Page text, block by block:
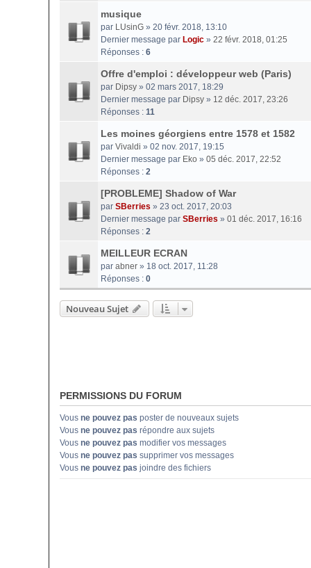
musique
par LUsinG » 20 févr. 2018, 13:10
Dernier message par Logic » 22 févr. 2018, 01:25
Réponses : 6
Offre d'emploi : développeur web (Paris)
par Dipsy » 02 mars 2017, 18:29
Dernier message par Dipsy » 12 déc. 2017, 23:26
Réponses : 11
Les moines géorgiens entre 1578 et 1582
par Vivaldi » 02 nov. 2017, 19:15
Dernier message par Eko » 05 déc. 2017, 22:52
Réponses : 2
[PROBLEME] Shadow of War
par SBerries » 23 oct. 2017, 20:03
Dernier message par SBerries » 01 déc. 2017, 16:16
Réponses : 2
MEILLEUR ECRAN
par abner » 18 oct. 2017, 11:28
Réponses : 0
Nouveau Sujet
PERMISSIONS DU FORUM
Vous ne pouvez pas poster de nouveaux sujets
Vous ne pouvez pas répondre aux sujets
Vous ne pouvez pas modifier vos messages
Vous ne pouvez pas supprimer vos messages
Vous ne pouvez pas joindre des fichiers